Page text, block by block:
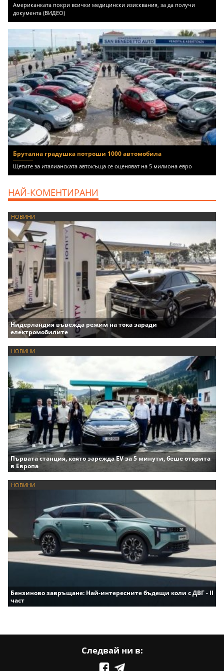
Американката покри всички медицински изисквания, за да получи
документа (ВИДЕО)
Брутална градушка потроши 1000 автомобила
Щетите за италианската автокъща се оценяват на 5 милиона евро
НАЙ-КОМЕНТИРАНИ
НОВИНИ
Нидерландия въвежда режим на тока заради
електромобилите
НОВИНИ
Първата станция, която зарежда EV за 5 минути, беше открита
в Европа
НОВИНИ
Бензиново завръщане: Най-интересните бъдещи коли с ДВГ - II
част
Следвай ни в: